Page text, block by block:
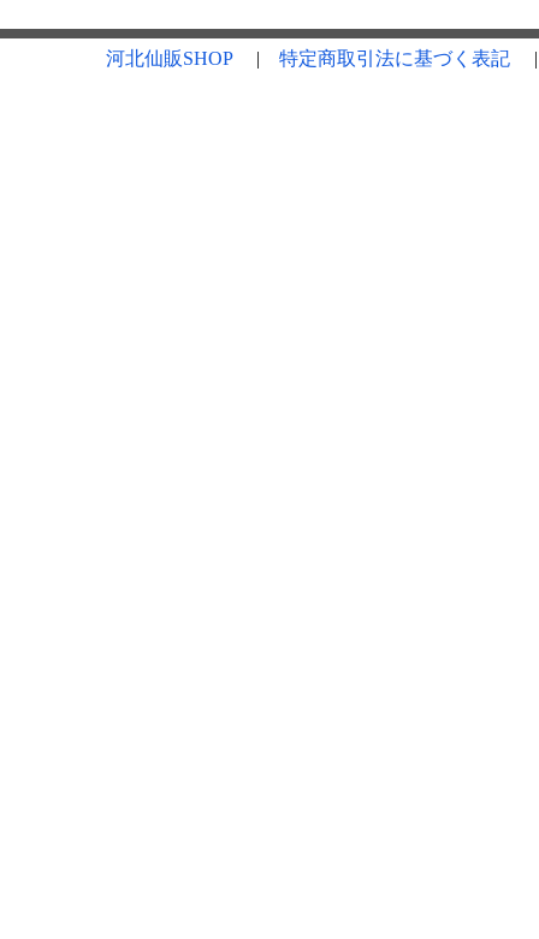
河北仙販SHOP| 特定商取引法に基づく表記